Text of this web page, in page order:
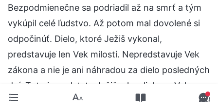
Bezpodmienečne sa podriadil až na smrť a tým
vykúpil celé ľudstvo. Až potom mal dovolené si
odpočinúť. Dielo, ktoré Ježiš vykonal,
predstavuje len Vek milosti. Nepredstavuje Vek
zákona a nie je ani náhradou za dielo posledných
dní. Toto je podstata Ježišovho diela vo Veku
milosti, v druhom veku, ktorým si ľudstvo prešlo